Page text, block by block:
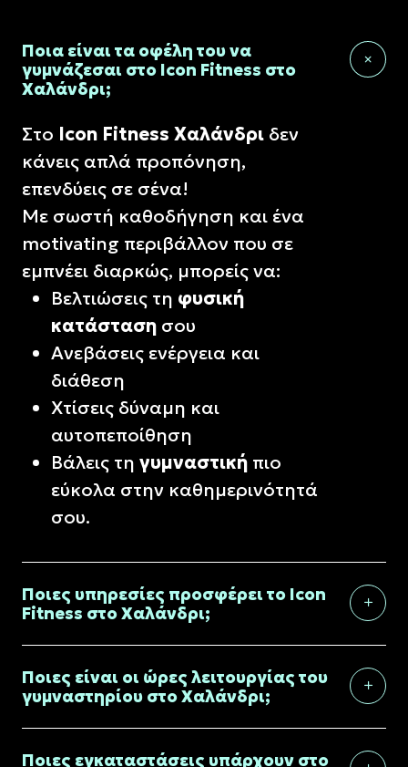
Ποια είναι τα οφέλη του να
γυμνάζεσαι στο Icon Fitness στο
Χαλάνδρι;
Στο Icon Fitness Χαλάνδρι δεν
κάνεις απλά προπόνηση,
επενδύεις σε σένα!
Με σωστή καθοδήγηση και ένα
motivating περιβάλλον που σε
εμπνέει διαρκώς, μπορείς να:
Βελτιώσεις τη φυσική
κατάσταση σου
Ανεβάσεις ενέργεια και
διάθεση
Χτίσεις δύναμη και
αυτοπεποίθηση
Βάλεις τη γυμναστική πιο
εύκολα στην καθημερινότητά
σου.
Ποιες υπηρεσίες προσφέρει το Icon
Fitness στο Χαλάνδρι;
Ποιες είναι οι ώρες λειτουργίας του
γυμναστηρίου στο Χαλάνδρι;
Ποιες εγκαταστάσεις υπάρχουν στο